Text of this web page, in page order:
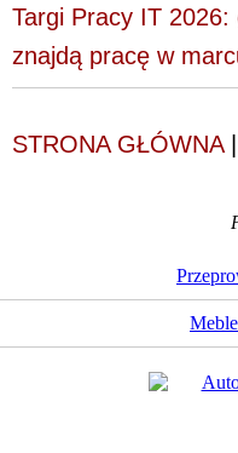
Targi Pracy IT
znajdą pracę w
STRONA GŁÓWNA|